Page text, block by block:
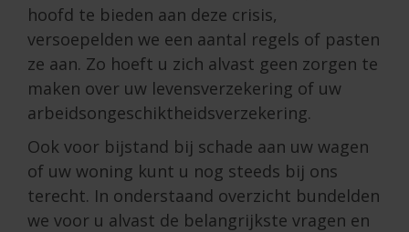
hoofd te bieden aan deze crisis,
versoepelden we een aantal regels of pasten
ze aan. Zo hoeft u zich alvast geen zorgen te
maken over uw levensverzekering of uw
arbeidsongeschiktheidsverzekering.
Ook voor bijstand bij schade aan uw wagen
of uw woning kunt u nog steeds bij ons
terecht. In onderstaand overzicht bundelden
we voor u alvast de belangrijkste vragen en